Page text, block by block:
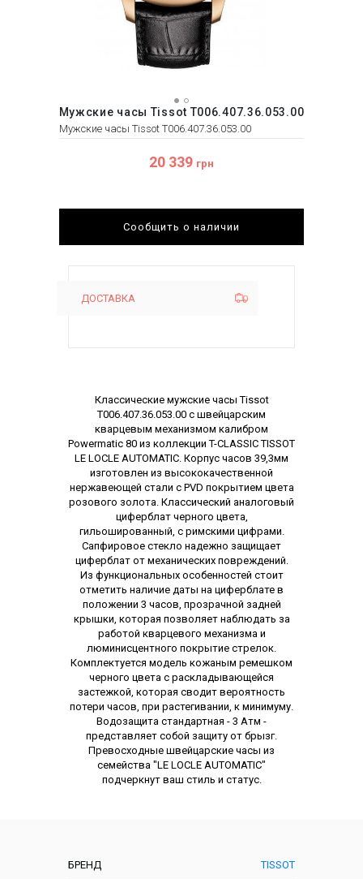
Мужские часы Tissot T006.407.36.053.00
Мужские часы Tissot T006.407.36.053.00
20 339 грн
Сообщить о наличии
ДОСТАВКА
БРЕНД TISSOT
Описание
Классические мужские часы Tissot
T006.407.36.053.00 с швейцарским
кварцевым механизмом калибром
Powermatic 80 из коллекции T-CLASSIC TISSOT
LE LOCLE AUTOMATIC. Корпус часов 39,3мм
изготовлен из высококачественной
нержавеющей стали с PVD покрытием цвета
розового золота. Классический аналоговый
циферблат черного цвета,
гильошированный, с римскими цифрами.
Сапфировое стекло надежно защищает
циферблат от механических повреждений.
Из функциональных особенностей стоит
отметить наличие даты на циферблате в
положении 3 часов, прозрачной задней
крышки, которая позволяет наблюдать за
работой кварцевого механизма и
люминисцентного покрытие стрелок.
Комплектуется модель кожаным ремешком
черного цвета с раскладывающейся
застежкой, которая сводит вероятность
потери часов, при растегивании, к минимуму.
Водозащита стандартная - 3 Атм -
представляет собой защиту от брызг.
Превосходные швейцарские часы из
семейства "LE LOCLE AUTOMATIC"
подчеркнут ваш стиль и статус.